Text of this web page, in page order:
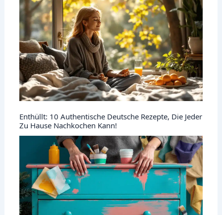
Enthüllt: 10 Authentische Deutsche Rezepte, Die Jeder
Zu Hause Nachkochen Kann!